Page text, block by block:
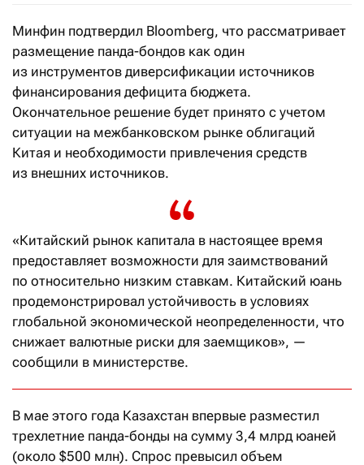
Минфин подтвердил Bloomberg, что рассматривает
размещение панда-бондов как один
из инструментов диверсификации источников
финансирования дефицита бюджета.
Окончательное решение будет принято с учетом
ситуации на межбанковском рынке облигаций
Китая и необходимости привлечения средств
из внешних источников.
«Китайский рынок капитала в настоящее время
предоставляет возможности для заимствований
по относительно низким ставкам. Китайский юань
продемонстрировал устойчивость в условиях
глобальной экономической неопределенности, что
снижает валютные риски для заемщиков», —
сообщили в министерстве.
В мае этого года Казахстан впервые разместил
трехлетние панда-бонды на сумму 3,4 млрд юаней
(около $500 млн). Спрос превысил объем